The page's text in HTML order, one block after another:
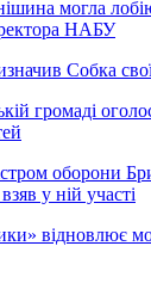
могла
НАБУ
Собка
громаді
оборони
у ній участі
відновлює